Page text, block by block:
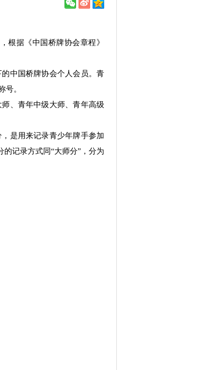
根据《中国桥牌协会章程》
中国桥牌协会个人会员。青
号。
、青年中级大师、青年高级
是用来记录青少年牌手参加
记录方式同“大师分”，分为